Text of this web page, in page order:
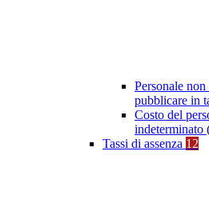
Personale
pubblicare in
Costo del
indeterminato
Tassi di assenza 12